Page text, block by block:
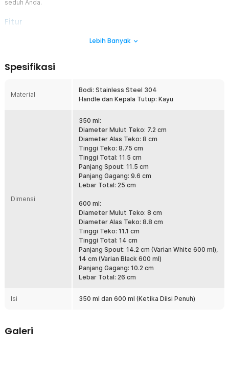
seduh Anda.
Fitur
Spout Leher Angsa Presisi
manual brew seperti V60 atau Kalita agar ekstraksi kopi merata.
yang lebih kaya dan seimbang seperti racikan barista profesional.
Material Stainless Steel 304 Premium
dan tidak mudah berkarat. Material ini aman untuk air panas dan
tidak memengaruhi rasa kopi. Cocok digunakan untuk jangka
panjang tanpa khawatir korosi atau perubahan warna.
Handle dan Knop Kayu Ergonomis
Bagian pegangan dan kepala tutup menggunakan material kayu
yang memberikan isolasi panas alami. Tangan tetap nyaman saat
menuang air panas tanpa risiko panas berlebih. Selain fungsional,
Kapasitas Ideal untuk Manual Brew
Tersedia dalam dua pilihan kapasitas: 350 ml untuk seduhan
personal dan 600 ml untuk 2-3 cangkir kopi. Ukuran ini ideal untuk
penggunaan rumahan maupun coffee corner kecil. Tidak terlalu
besar sehingga mudah dikontrol saat menuang.
Desain Minimalis dan Modern
Tampilan stainless steel dengan kombinasi kayu memberikan
kesan elegan dan profesional. Cocok digunakan di rumah, kantor,
kebutuhan konten kopi Anda.
Rincian yang Anda dapatkan untuk pembelian produk ini:
Lebih Banyak
Spesifikasi
Material
Bodi: Stainless Steel 304
Handle dan Kepala Tutup: Kayu
Dimensi
350 ml:
Diameter Mulut Teko: 7.2 cm
Diameter Alas Teko: 8 cm
Tinggi Teko: 8.75 cm
Tinggi Total: 11.5 cm
Panjang Spout: 11.5 cm
Panjang Gagang: 9.6 cm
Lebar Total: 25 cm
600 ml:
Diameter Mulut Teko: 8 cm
Diameter Alas Teko: 8.8 cm
Tinggi Teko: 11.1 cm
Tinggi Total: 14 cm
Panjang Spout: 14.2 cm (Varian White 600 ml),
14 cm (Varian Black 600 ml)
Panjang Gagang: 10.2 cm
Lebar Total: 26 cm
Isi 350 ml dan 600 ml (Ketika Diisi Penuh)
Galeri